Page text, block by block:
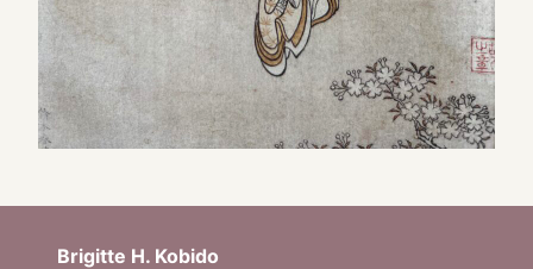
Brigitte H. Kobido